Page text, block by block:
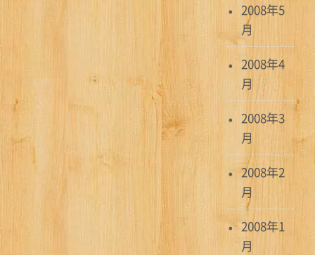
2008年5
月
2008年4
月
2008年3
月
2008年2
月
2008年1
月